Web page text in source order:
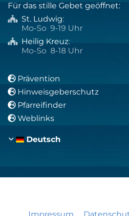
Für das stille Gebet geöffnet:
 St. Ludwig:
Mo-So 9-19 Uhr
 Heilig Kreuz:
Mo-So 8-18 Uhr
 Prävention
 Hinweisgeberschutz
 Pfarreifinder
 Weblinks
Deutsch
Impressum